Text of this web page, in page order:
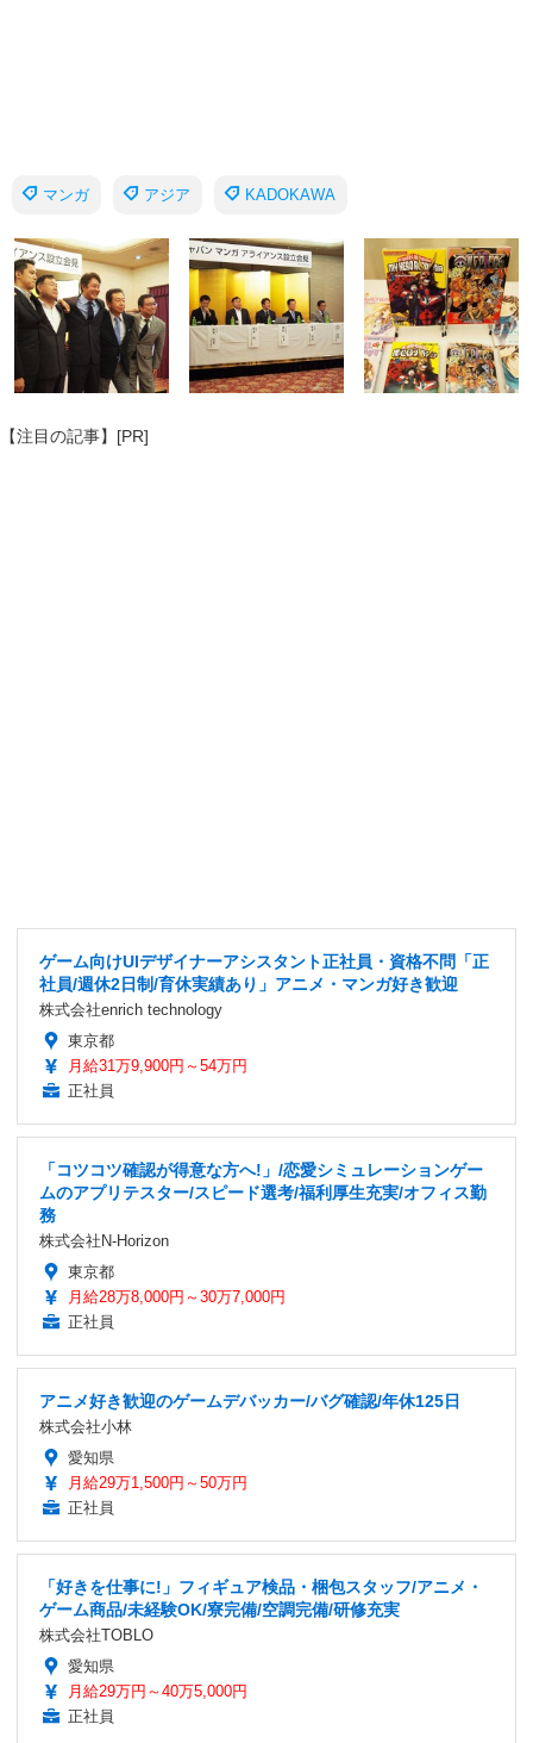
マンガ アジア KADOKAWA
【注目の記事】[PR]
ゲーム向けUIデザイナーアシスタント正社員・資格不問「正
社員/週休2日制/育休実績あり」アニメ・マンガ好き歓迎
株式会社enrich technology
東京都
月給31万9,900円～54万円
正社員
「コツコツ確認が得意な方へ!」/恋愛シミュレーションゲー
ムのアプリテスター/スピード選考/福利厚生充実/オフィス勤
務
株式会社N-Horizon
東京都
月給28万8,000円～30万7,000円
正社員
アニメ好き歓迎のゲームデバッカー/バグ確認/年休125日
株式会社小林
愛知県
月給29万1,500円～50万円
正社員
「好きを仕事に!」フィギュア検品・梱包スタッフ/アニメ・
ゲーム商品/未経験OK/寮完備/空調完備/研修充実
株式会社TOBLO
愛知県
月給29万円～40万5,000円
正社員